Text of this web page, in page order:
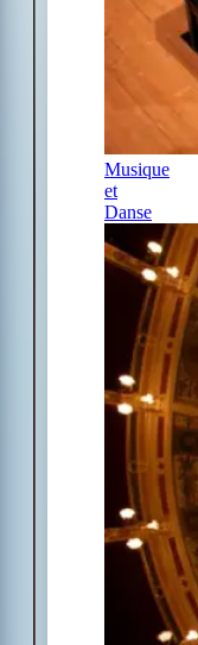
Musique
et
Danse